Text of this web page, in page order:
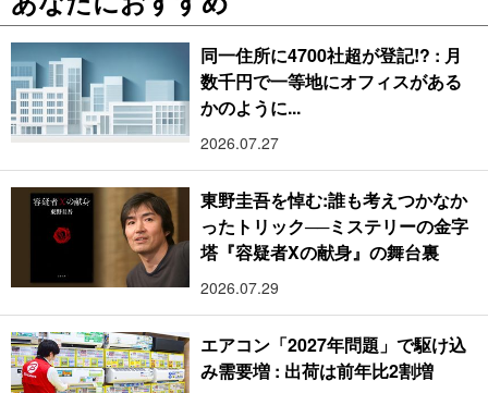
同一住所に4700社超が登記!? : 月
数千円で一等地にオフィスがある
かのように...
2026.07.27
東野圭吾を悼む:誰も考えつかなか
ったトリック──ミステリーの金字
塔『容疑者Xの献身』の舞台裏
2026.07.29
エアコン「2027年問題」で駆け込
み需要増 : 出荷は前年比2割増